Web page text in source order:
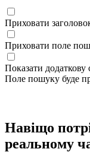
Приховати
Приховати поле
Показати додаткову
Поле пошуку буде
Навіщо
реальному